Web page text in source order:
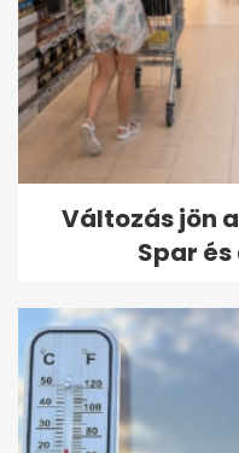
Változás jön
Spar és